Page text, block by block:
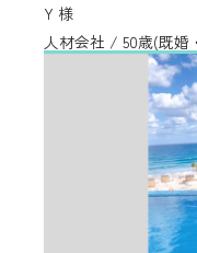
Y 様
人材会社 / 50歳(既婚